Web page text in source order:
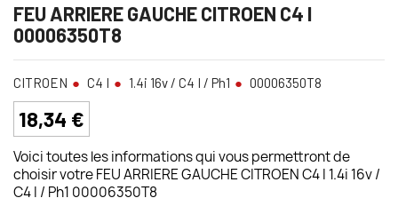
FEU ARRIERE GAUCHE CITROEN C4 I
00006350T8
CITROEN C4 I 1.4i 16v / C4 I / Ph1 00006350T8
18,34 €
Voici toutes les informations qui vous permettront de
choisir votre FEU ARRIERE GAUCHE CITROEN C4 I 1.4i 16v /
C4 I / Ph1 00006350T8